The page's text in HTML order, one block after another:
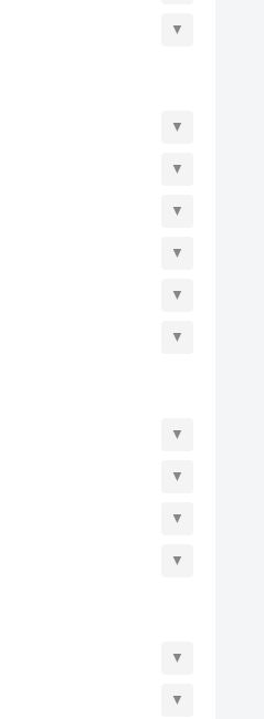
▼
▼
▼
▼
▼
▼
▼
▼
▼
▼
▼
▼
▼